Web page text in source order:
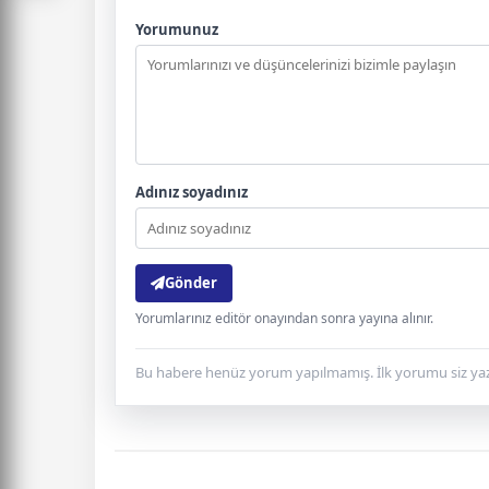
Yorumunuz
Adınız soyadınız
Gönder
Yorumlarınız editör onayından sonra yayına alınır.
Bu habere henüz yorum yapılmamış. İlk yorumu siz